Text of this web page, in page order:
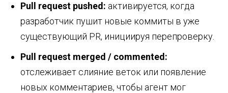
Pull request pushed: активируется, когда
разработчик пушит новые коммиты в уже
существующий PR, инициируя перепроверку.
Pull request merged / commented:
отслеживает слияние веток или появление
новых комментариев, чтобы агент мог